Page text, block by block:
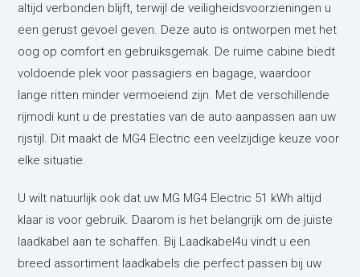
altijd verbonden blijft, terwijl de veiligheidsvoorzieningen u
een gerust gevoel geven. Deze auto is ontworpen met het
oog op comfort en gebruiksgemak. De ruime cabine biedt
voldoende plek voor passagiers en bagage, waardoor
lange ritten minder vermoeiend zijn. Met de verschillende
rijmodi kunt u de prestaties van de auto aanpassen aan uw
rijstijl. Dit maakt de MG4 Electric een veelzijdige keuze voor
elke situatie.
U wilt natuurlijk ook dat uw MG MG4 Electric 51 kWh altijd
klaar is voor gebruik. Daarom is het belangrijk om de juiste
laadkabel aan te schaffen. Bij Laadkabel4u vindt u een
breed assortiment laadkabels die perfect passen bij uw